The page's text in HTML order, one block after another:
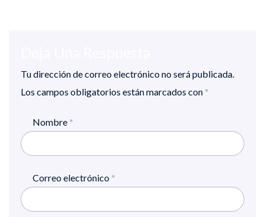
Tu dirección de correo electrónico no será publicada.
Los campos obligatorios están marcados con *
Nombre *
Correo electrónico *